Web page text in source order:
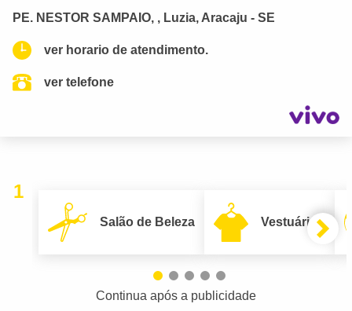
PE. NESTOR SAMPAIO, , Luzia, Aracaju - SE
ver horario de atendimento.
ver telefone
1
Salão de Beleza Vestuário
Continua após a publicidade